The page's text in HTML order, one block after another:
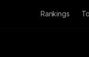
Rankings